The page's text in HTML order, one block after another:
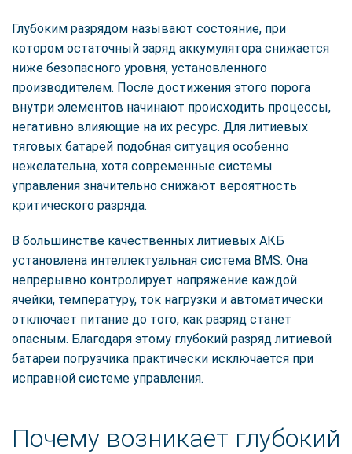
Глубоким разрядом называют состояние, при
котором остаточный заряд аккумулятора снижается
ниже безопасного уровня, установленного
производителем. После достижения этого порога
внутри элементов начинают происходить процессы,
негативно влияющие на их ресурс. Для литиевых
тяговых батарей подобная ситуация особенно
нежелательна, хотя современные системы
управления значительно снижают вероятность
критического разряда.
В большинстве качественных литиевых АКБ
установлена интеллектуальная система BMS. Она
непрерывно контролирует напряжение каждой
ячейки, температуру, ток нагрузки и автоматически
отключает питание до того, как разряд станет
опасным. Благодаря этому глубокий разряд литиевой
батареи погрузчика практически исключается при
исправной системе управления.
Почему возникает глубокий